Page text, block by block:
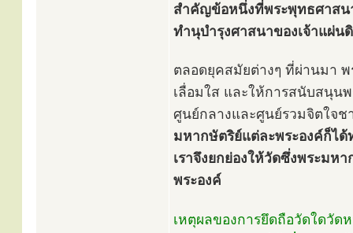
สำคัญข้อหนึ่งที่พระพุทธศาสน
ทำนุบำรุงศาสนาของเจ้าแผ่น
ตลอดยุคสมัยต่างๆ ที่ผ่านมา
เลื่อมใส และให้การสนับสนุน
ศูนย์กลางและศูนย์รวมจิตใจ
มหากษัตริย์แต่ละพระองค์ก็ไ
เราจึงยกย่องให้วัดซึ่งพระมห
พระองค์
เหตุผลของการยึดถือวัดใดวั